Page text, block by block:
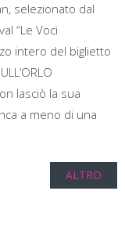
selezionato dal
“Le Voci
intero del biglietto
lasciò la sua
a meno di una
ALTRO